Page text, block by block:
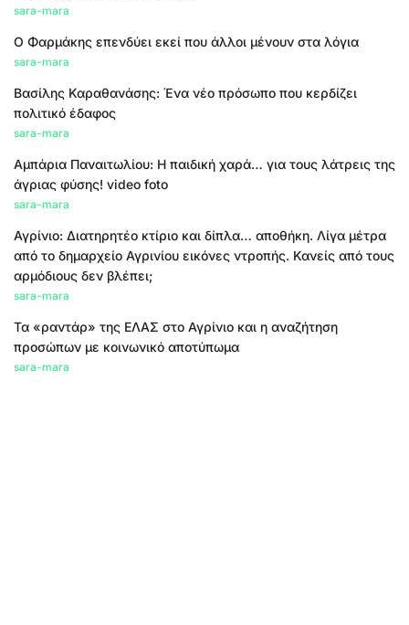
sara-mara
Ο Φαρμάκης επενδύει εκεί που άλλοι μένουν στα λόγια
sara-mara
Βασίλης Καραθανάσης: Ένα νέο πρόσωπο που κερδίζει
πολιτικό έδαφος
sara-mara
Αμπάρια Παναιτωλίου: Η παιδική χαρά… για τους λάτρεις της
άγριας φύσης! video foto
sara-mara
Αγρίνιο: Διατηρητέο κτίριο και δίπλα… αποθήκη. Λίγα μέτρα
από το δημαρχείο Αγρινίου εικόνες ντροπής. Κανείς από τους
αρμόδιους δεν βλέπει;
sara-mara
Τα «ραντάρ» της ΕΛΑΣ στο Αγρίνιο και η αναζήτηση
προσώπων με κοινωνικό αποτύπωμα
sara-mara